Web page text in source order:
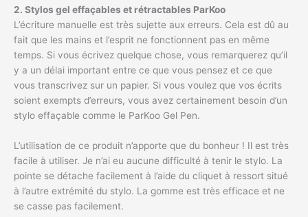
2. Stylos gel effaçables et rétractables ParKoo
L’écriture manuelle est très sujette aux erreurs. Cela est dû au
fait que les mains et l’esprit ne fonctionnent pas en même
temps. Si vous écrivez quelque chose, vous remarquerez qu’il
y a un délai important entre ce que vous pensez et ce que
vous transcrivez sur un papier. Si vous voulez que vos écrits
soient exempts d’erreurs, vous avez certainement besoin d’un
stylo effaçable comme le ParKoo Gel Pen.
L’utilisation de ce produit n’apporte que du bonheur ! Il est très
facile à utiliser. Je n’ai eu aucune difficulté à tenir le stylo. La
pointe se détache facilement à l’aide du cliquet à ressort situé
à l’autre extrémité du stylo. La gomme est très efficace et ne
se casse pas facilement.